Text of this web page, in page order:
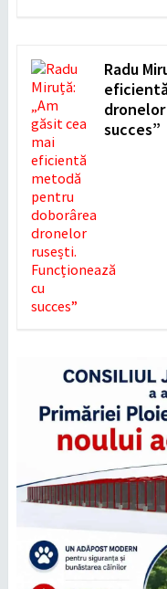
Radu
succes”